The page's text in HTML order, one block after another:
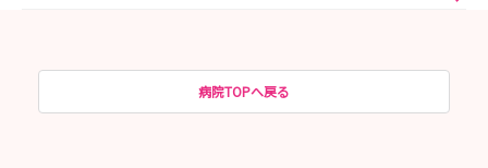
病院TOPへ戻る